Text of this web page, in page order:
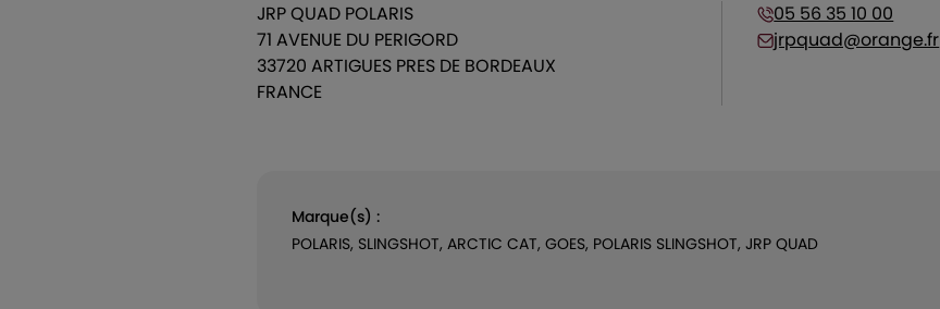
JRP QUAD POLARIS
71 AVENUE DU PERIGORD
33720 ARTIGUES PRES DE BORDEAUX
FRANCE
05 56 35 10 00
jrpquad@orange.fr
Marque(s) :
POLARIS, SLINGSHOT, ARCTIC CAT, GOES, POLARIS SLINGSHOT, JRP QUAD